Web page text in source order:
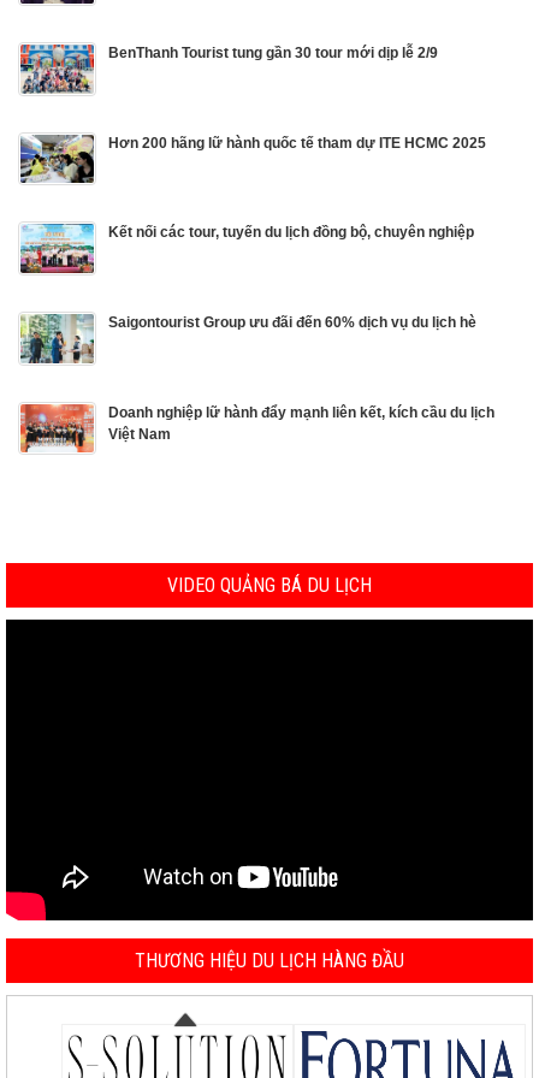
BenThanh Tourist tung gần 30 tour mới dịp lễ 2/9
Hơn 200 hãng lữ hành quốc tế tham dự ITE HCMC 2025
Kết nối các tour, tuyến du lịch đồng bộ, chuyên nghiệp
Saigontourist Group ưu đãi đến 60% dịch vụ du lịch hè
Doanh nghiệp lữ hành đẩy mạnh liên kết, kích cầu du lịch
Việt Nam
VIDEO QUẢNG BÁ DU LỊCH
THƯƠNG HIỆU DU LỊCH HÀNG ĐẦU